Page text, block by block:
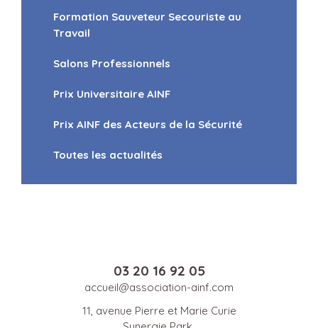
Formation Sauveteur Secouriste au
Travail
Salons Professionnels
Prix Universitaire AINF
Prix AINF des Acteurs de la Sécurité
Toutes les actualités
03 20 16 92 05
accueil@association-ainf.com
11, avenue Pierre et Marie Curie